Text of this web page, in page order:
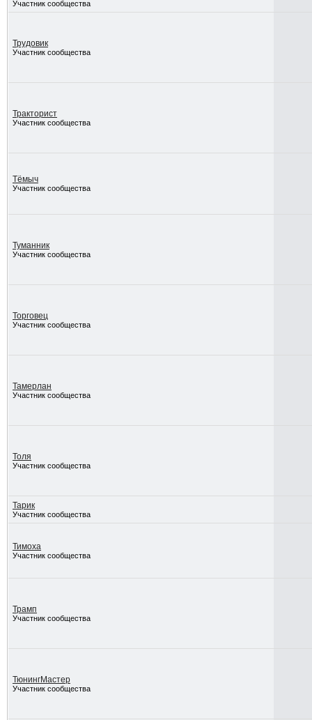
Участник сообщества
Трудовик
Участник сообщества
Тракторист
Участник сообщества
Тёмыч
Участник сообщества
Туманник
Участник сообщества
Торговец
Участник сообщества
Тамерлан
Участник сообщества
Толя
Участник сообщества
Тарик
Участник сообщества
Тимоха
Участник сообщества
Трамп
Участник сообщества
ТюнингМастер
Участник сообщества